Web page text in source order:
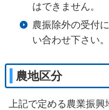
はできません。
農振除外の受付
い合わせ下さい。
農地区分
上記で定める農業振